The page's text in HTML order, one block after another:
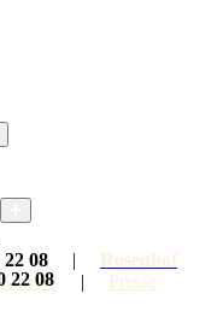
08 | Rosenhof
| Presse
22 08